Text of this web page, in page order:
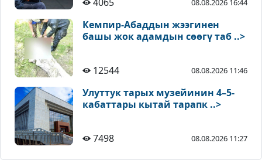
08.08.2026 16:44
Кемпир-Абаддын жээгинен
башы жок адамдын сөөгү таб ..>
12544 08.08.2026 11:46
Улуттук тарых музейинин 4–5-
кабаттары кытай тарапк ..>
7498 08.08.2026 11:27